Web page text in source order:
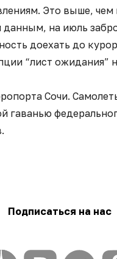
Это выше,
данным, на июль
доехать до
“лист ожидания”
Сочи.
гаванью
Подписаться на нас